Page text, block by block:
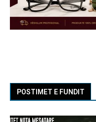
POSTIMET E FUNDIT